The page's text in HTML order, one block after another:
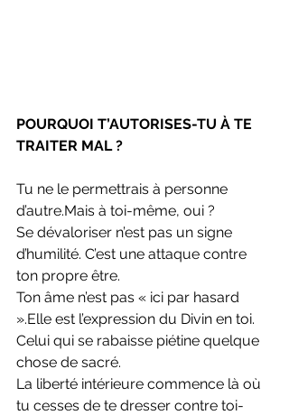
POURQUOI T’AUTORISES-TU À TE
TRAITER MAL ?
Tu ne le permettrais à personne
d’autre.Mais à toi-même, oui ?
Se dévaloriser n’est pas un signe
d’humilité. C’est une attaque contre
ton propre être.
Ton âme n’est pas « ici par hasard
».Elle est l’expression du Divin en toi.
Celui qui se rabaisse piétine quelque
chose de sacré.
La liberté intérieure commence là où
tu cesses de te dresser contre toi-